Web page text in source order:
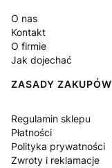
O nas
Kontakt
O firmie
Jak dojechać
ZASADY ZAKUPÓW
Regulamin sklepu
Płatności
Polityka prywatności
Zwroty i reklamacje